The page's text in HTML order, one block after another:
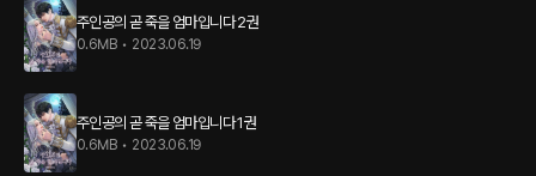
주인공의 곧 죽을 엄마입니다 2권
0.6MB • 2023.06.19
주인공의 곧 죽을 엄마입니다 1권
0.6MB • 2023.06.19